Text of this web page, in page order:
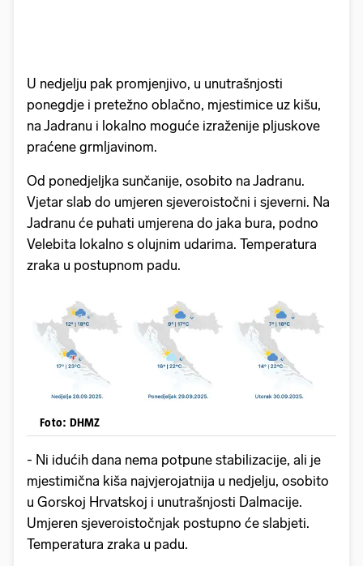
U nedjelju pak promjenjivo, u unutrašnjosti
ponegdje i pretežno oblačno, mjestimice uz kišu,
na Jadranu i lokalno moguće izraženije pljuskove
praćene grmljavinom.
Od ponedjeljka sunčanije, osobito na Jadranu.
Vjetar slab do umjeren sjeveroistočni i sjeverni. Na
Jadranu će puhati umjerena do jaka bura, podno
Velebita lokalno s olujnim udarima. Temperatura
zraka u postupnom padu.
Foto: DHMZ
- Ni idućih dana nema potpune stabilizacije, ali je
mjestimična kiša najvjerojatnija u nedjelju, osobito
u Gorskoj Hrvatskoj i unutrašnjosti Dalmacije.
Umjeren sjeveroistočnjak postupno će slabjeti.
Temperatura zraka u padu.